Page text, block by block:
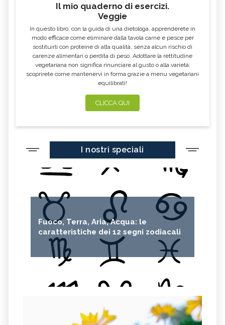
Il mio quaderno di esercizi.
Veggie
In questo libro, con la guida di una dietologa, apprenderete in
modo efficace come eliminare dalla tavola carne e pesce per
sostituirli con proteine di alta qualità, senza alcun rischio di
carenze alimentari o perdita di peso. Adottare la rettitudine
vegetariana non significa rinunciare al gusto o alla varietà:
scoprirete come mantenervi in forma grazie a menu vegetariani
equilibrati!
CLICCA QUI
I nostri speciali
Fuoco, Terra, Aria, Acqua: le
caratteristiche dei 12 segni zodiacali